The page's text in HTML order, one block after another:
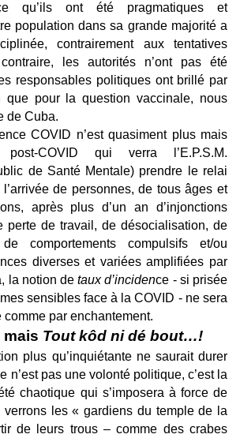
qu’ils ont été pragmatiques et
population dans sa grande majorité a
contrairement aux tentatives
les autorités n’ont pas été
responsables politiques ont brillé par
que pour la question vaccinale, nous
de Cuba.
COVID n’est quasiment plus mais
post-COVID qui verra l’E.P.S.M.
de Santé Mentale) prendre le relai
de personnes, de tous âges et
après plus d’un an d’injonctions
perte de travail, de désocialisation, de
de comportements compulsifs et/ou
diverses et variées amplifiées par
la notion detaux d’incidence - si prisée
sensibles face à la COVID - ne sera
par enchantement.
mais Tout kôd ni dé bout…!
plus qu’inquiétante ne saurait durer
n’est pas une volonté politique, c’est la
chaotique qui s’imposera à force de
verrons les « gardiens du temple de la
de leurs trous – comme des crabes